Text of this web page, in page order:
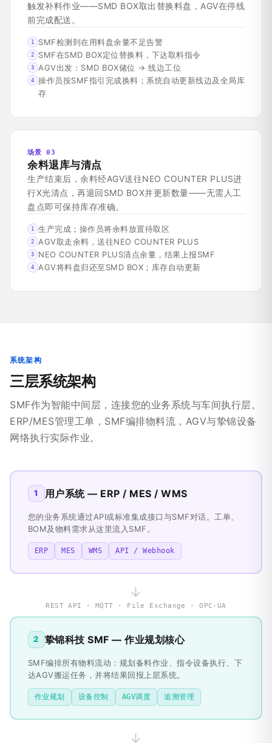
触发补料作业——SMD BOX取出替换料盘，AGV在停线
前完成配送。
1 SMF检测到在用料盘余量不足告警
2 SMF在SMD BOX定位替换料，下达取料指令
3 AGV出发：SMD BOX储位 → 线边工位
4
操作员按SMF指引完成换料；系统自动更新线边及全局库
存
场景 03
余料退库与清点
生产结束后，余料经AGV送往NEO COUNTER PLUS进
行X光清点，再退回SMD BOX并更新数量——无需人工
盘点即可保持库存准确。
1 生产完成；操作员将余料放置待取区
2 AGV取走余料，送往NEO COUNTER PLUS
3 NEO COUNTER PLUS清点余量，结果上报SMF
4 AGV将料盘归还至SMD BOX；库存自动更新
系统架构
三层系统架构
SMF作为智能中间层，连接您的业务系统与车间执行层。
ERP/MES管理工单，SMF编排物料流，AGV与挚锦设备
网络执行实际作业。
1 用户系统 — ERP / MES / WMS
您的业务系统通过API或标准集成接口与SMF对话。工单、
BOM及物料需求从这里流入SMF。
ERP MES WMS API / Webhook
↓
REST API · MQTT · File Exchange · OPC-UA
2 挚锦科技 SMF — 作业规划核心
SMF编排所有物料流动：规划备料作业、指令设备执行、下
达AGV搬运任务，并将结果回报上层系统。
作业规划 设备控制 AGV调度 追溯管理
↓